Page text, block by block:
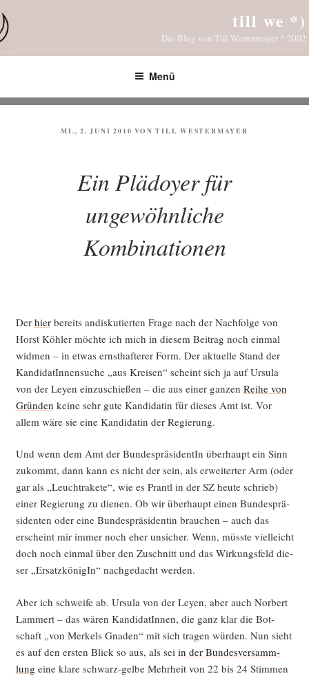
Inhalt
springen
till we *)
Das Blog von Till Westermayer * 2002
Menü
VERÖFFENTLICHT
MI., 2. JUNI 2010 VONTILL WESTERMAYER
Ein Plädoyer für
ungewöhnliche
Kombinationen
Der hierbereits andis­ku­tier­ten Fra­ge nach der Nach­fol­ge von
Horst Köh­ler möch­te ich mich in die­sem Bei­trag noch ein­mal
wid­men – in etwas ernst­haf­te­rer Form. Der aktu­el­le Stand der
Kan­di­da­tIn­nen­su­che „aus Krei­sen“ scheint sich ja auf Ursu­la
von der Ley­en ein­zu­schie­ßen – die aus einer gan­zen Rei­he von
Grün­den kei­ne sehr gute Kan­di­da­tin für die­ses Amt ist. Vor
allem wäre sie eine Kan­di­da­tin der Regierung.
Und wenn dem Amt der Bun­des­prä­si­den­tIn über­haupt ein Sinn
zukommt, dann kann es nicht der sein, als erwei­ter­ter Arm (oder
gar als „Leucht­ra­ke­te“, wie es Prantl in der SZ heu­te schrieb)
einer Regie­rung zu die­nen. Ob wir über­haupt einen Bun­des­prä­
si­den­ten oder eine Bun­des­prä­si­den­tin brau­chen – auch das
erscheint mir immer noch eher unsi­cher. Wenn, müss­te viel­leicht
doch noch ein­mal über den Zuschnitt und das Wir­kungs­feld die­
ser „Ersatz­kö­ni­gIn“ nach­ge­dacht werden.
Aber ich schwei­fe ab. Ursu­la von der Ley­en, aber auch Nor­bert
Lam­mert – das wären Kan­di­da­tIn­nen, die ganz klar die Bot­
schaft „von Mer­kels Gna­den“ mit sich tra­gen wür­den. Nun sieht
es auf den ers­ten Blick so aus, als sei in der Bun­des­ver­samm­
lung eine kla­re schwarz-gel­be Mehr­heit von 22 bis 24 Stim­men